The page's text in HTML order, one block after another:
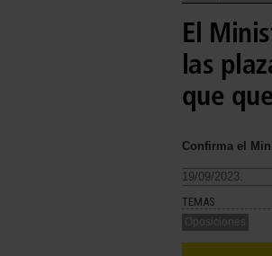
El
las
que
Confirma el
19/09/2023.
TEMAS
Oposiciones